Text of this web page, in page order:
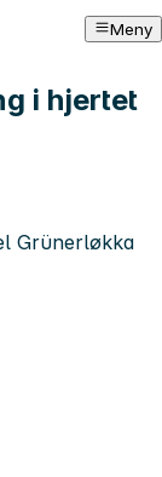
Meny
i hjertet
Grünerløkka